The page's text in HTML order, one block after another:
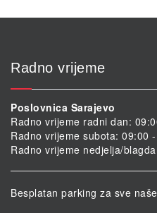
Radno vrijeme
Poslovnica Sarajevo
Radno vrijeme radni dan:
Radno vrijeme subota: 09:00
Radno vrijeme nedjelja/
Besplatan parking za sve